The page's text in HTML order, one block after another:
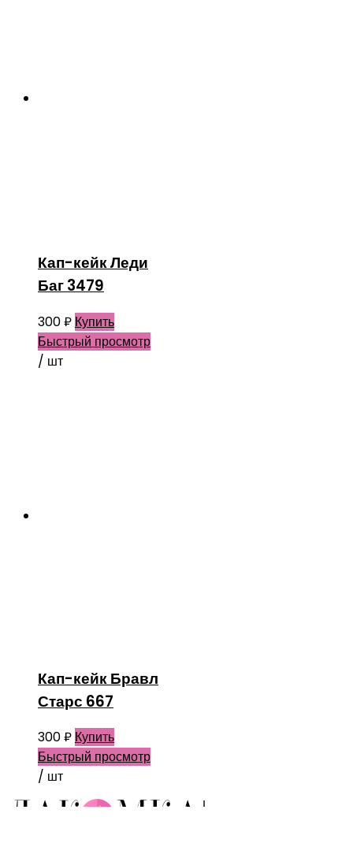
Кап-кейк Леди
Баг 3479
300₽ Купить
Быстрый просмотр
/ шт
Кап-кейк Бравл
Старс 667
300₽ Купить
Быстрый просмотр
/ шт